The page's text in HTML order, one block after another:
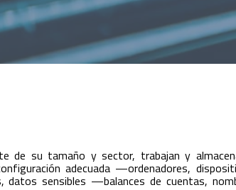
de su tamaño y sector, trabajan y
adecuada —ordenadores,
sensibles —balances de cuentas,